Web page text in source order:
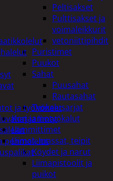
Peltisakset
Pulttisakset ja
voimaleikkurit
vetoniittipihdit
Puristimet
Puukot
Sahat
Puusahat
Rautasahat
Työkalusarjat
Korjaamotyökalut
Lämmittimet
Liimat, massat, teipit
Köydet ja narut
Liimapistoolit ja
puikot
ja työkoneet
ja limat
pehmolelut